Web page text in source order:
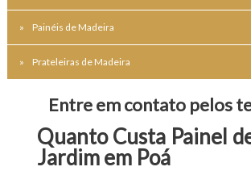
Painéis de Madeira
Prateleiras de Madeira
Entre em contato pelos
Quanto Custa Painel
Jardim em Poá